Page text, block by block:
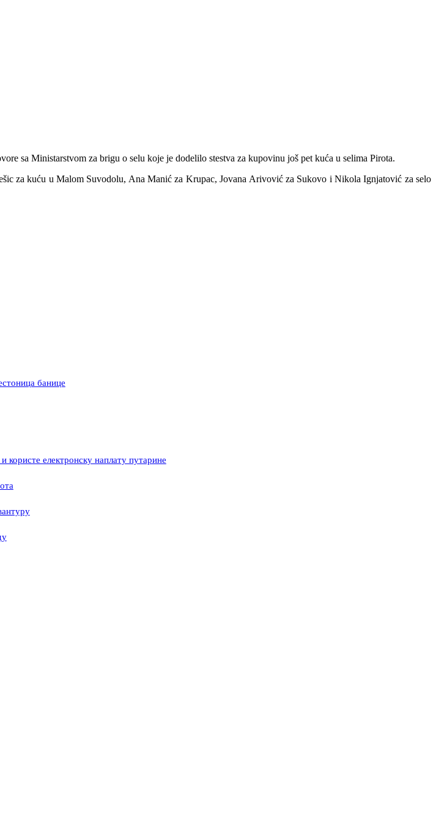
sa Ministarstvom za brigu o selu koje je dodelilo stestva za kupovinu još pet kuća u selima Pirota.
za kuću u Malom Suvodolu, Ana Manić za Krupac, Jovana Arivović za Sukovo i Nikola Ignjatović za selo
банице
користе електронску наплату путарине